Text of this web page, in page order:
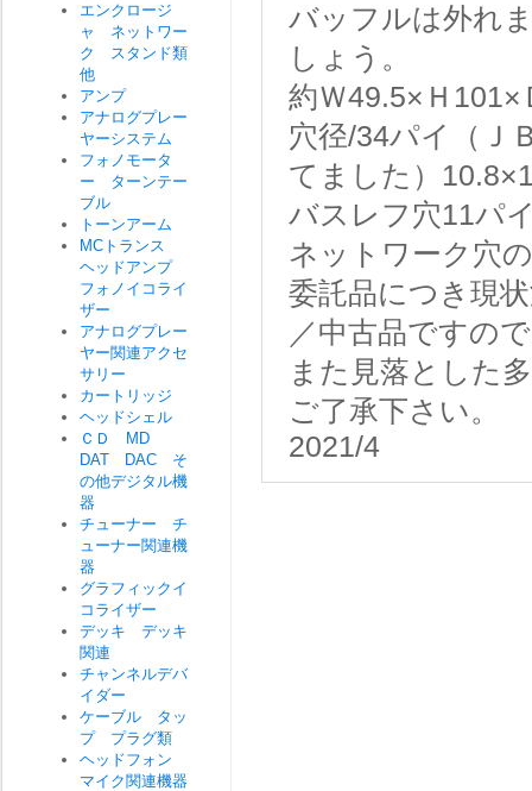
バッフルは外れ
しょう。
約Ｗ49.5×Ｈ101×
穴径/34パイ（Ｊ
てました）
バスレフ穴11パ
ネットワーク穴
委託品につき現
／中古品ですの
また見落とした
ご了承下さい。
2021/4
エンクロージ
ャ ネットワー
ク スタンド類
他
アンプ
アナログプレー
ヤーシステム
フォノモータ
ー ターンテー
ブル
トーンアーム
MCトランス
ヘッドアンプ
フォノイコライ
ザー
アナログプレー
ヤー関連アクセ
サリー
カートリッジ
ヘッドシェル
ＣＤ MD
DAT DAC そ
の他デジタル機
器
チューナー チ
ューナー関連機
器
グラフィックイ
コライザー
デッキ デッキ
関連
チャンネルデバ
イダー
ケーブル タッ
プ プラグ類
ヘッドフォン
マイク関連機器